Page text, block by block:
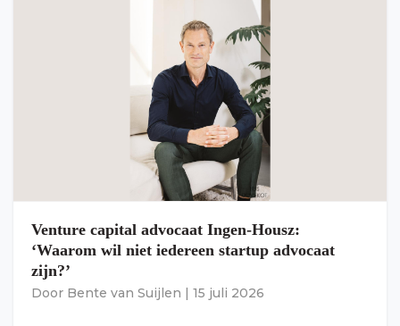
Venture capital advocaat Ingen-Housz:
‘Waarom wil niet iedereen startup advocaat
zijn?’
Door Bente van Suijlen | 15 juli 2026